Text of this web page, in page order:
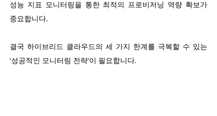
성능 지표 모니터링을 통한 최적의 프로비저닝 역량 확보가
중요합니다.
결국 하이브리드 클라우드의 세 가지 한계를 극복할 수 있는
'성공적인 모니터링 전략'이 필요합니다.